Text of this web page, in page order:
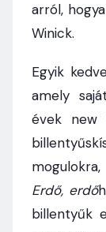
arról,
Winick.
Egyik
amely
évek new
Erdő, erdő
billentyűk